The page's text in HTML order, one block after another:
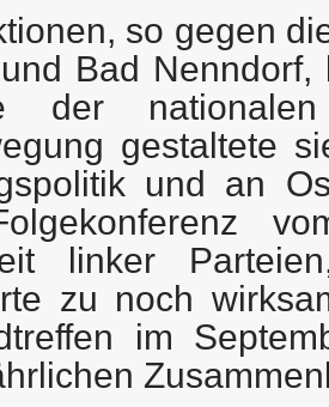
so gegen
Bad
der
gestaltete
und an
linker
zu noch
im